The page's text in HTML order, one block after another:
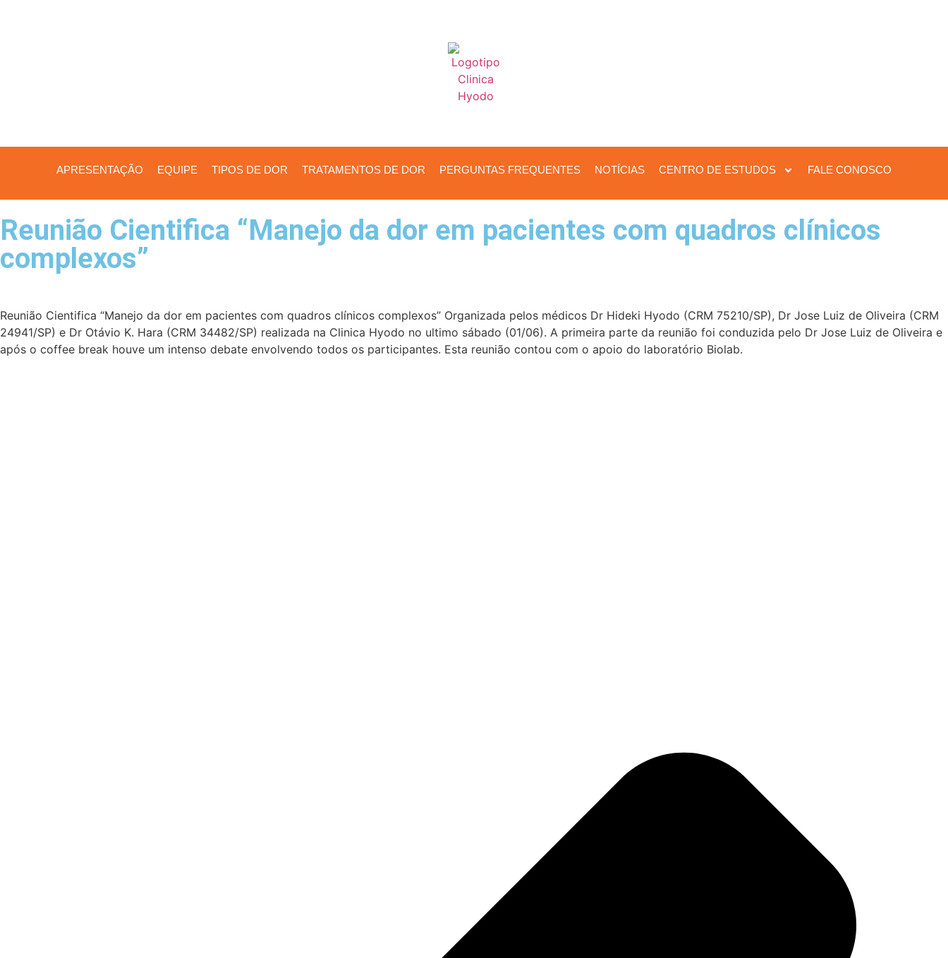
APRESENTAÇÃO EQUIPE TIPOS DE DOR TRATAMENTOS DE DOR PERGUNTAS FREQUENTES NOTÍCIAS CENTRO DE ESTUDOS FALE CONOSCO
Reunião Cientifica “Manejo da dor em pacientes com quadros clínicos
complexos”
Reunião Cientifica “Manejo da dor em pacientes com quadros clínicos complexos” Organizada pelos médicos Dr Hideki Hyodo (CRM 75210/SP), Dr Jose Luiz de Oliveira (CRM
24941/SP) e Dr Otávio K. Hara (CRM 34482/SP) realizada na Clinica Hyodo no ultimo sábado (01/06). A primeira parte da reunião foi conduzida pelo Dr Jose Luiz de Oliveira e
após o coffee break houve um intenso debate envolvendo todos os participantes. Esta reunião contou com o apoio do laboratório Biolab.